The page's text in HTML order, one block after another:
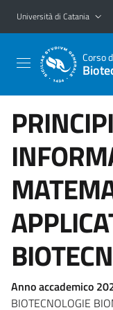
Vai al contenuto
Vai al menu di
Università di Catania
Corso
Anno accademico
BIOTECNOLOGIE